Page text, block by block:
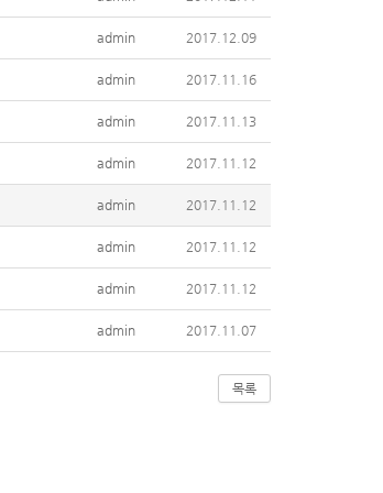
admin 2017.12.09
admin 2017.11.16
admin 2017.11.13
admin 2017.11.12
admin 2017.11.12
admin 2017.11.12
admin 2017.11.12
admin 2017.11.07
목록